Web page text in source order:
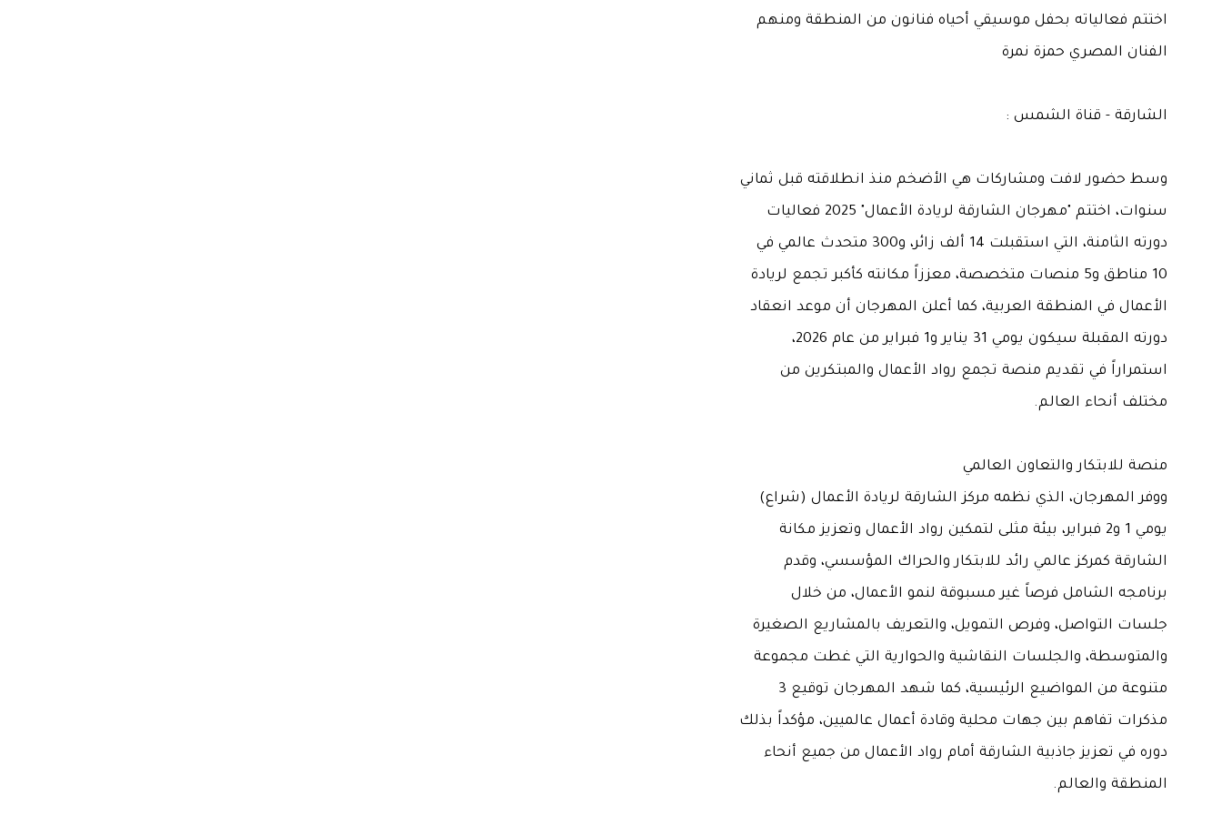
اختتم فعالياته بحفل موسيقي أحياه فنانون من المنطقة ومنهم
الفنان المصري حمزة نمرة
الشارقة - قناة الشمس :
وسط حضور لافت ومشاركات هي الأضخم منذ انطلاقته قبل ثماني
سنوات، اختتم "مهرجان الشارقة لريادة الأعمال" 2025 فعاليات
دورته الثامنة، التي استقبلت 14 ألف زائر، و300 متحدث عالمي في
10 مناطق و5 منصات متخصصة، معززاً مكانته كأكبر تجمع لريادة
الأعمال في المنطقة العربية، كما أعلن المهرجان أن موعد انعقاد
دورته المقبلة سيكون يومي 31 يناير و1 فبراير من عام 2026،
استمراراً في تقديم منصة تجمع رواد الأعمال والمبتكرين من
مختلف أنحاء العالم.
منصة للابتكار والتعاون العالمي
ووفر المهرجان، الذي نظمه مركز الشارقة لريادة الأعمال (شراع)
يومي 1 و2 فبراير، بيئة مثلى لتمكين رواد الأعمال وتعزيز مكانة
الشارقة كمركز عالمي رائد للابتكار والحراك المؤسسي، وقدم
برنامجه الشامل فرصاً غير مسبوقة لنمو الأعمال، من خلال
جلسات التواصل، وفرص التمويل، والتعريف بالمشاريع الصغيرة
والمتوسطة، والجلسات النقاشية والحوارية التي غطت مجموعة
متنوعة من المواضيع الرئيسية، كما شهد المهرجان توقيع 3
مذكرات تفاهم بين جهات محلية وقادة أعمال عالميين، مؤكداً بذلك
دوره في تعزيز جاذبية الشارقة أمام رواد الأعمال من جميع أنحاء
المنطقة والعالم.